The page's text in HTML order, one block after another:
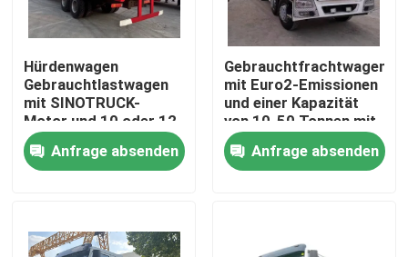
Produkte
Hürdenwagen
Gebrauchtlastwagen
mit SINOTRUCK-
Motor und 10 oder 12
Rädern
Anfrage absenden
Gebrauchtfrachtwagen
mit Euro2-Emissionen
und einer Kapazität
von 10-50 Tonnen mit
Handgetriebe
Anfrage absenden